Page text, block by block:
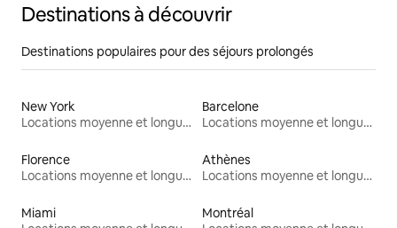
Destinations à découvrir
Destinations populaires pour des séjours prolongés
New York
Locations moyenne et longue durée
Barcelone
Locations moyenne et longue durée
Florence
Locations moyenne et longue durée
Athènes
Locations moyenne et longue durée
Miami
Montréal